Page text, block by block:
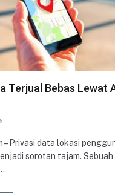
Terjual Bebas Lewat
– Privasi data lokasi
sorotan tajam.